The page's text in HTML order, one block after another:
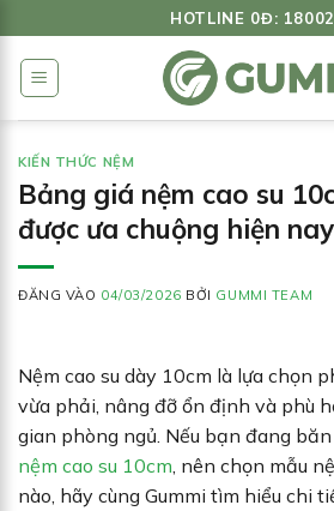
qua
dung
HOTLINE 0Đ:
KIẾN THỨC NỆM
Bảng giá nệm cao su
được ưa chuộng hiện nay
ĐĂNG VÀO 04/03/2026 BỞI GUMMI TEAM
Nệm cao su dày 10cm là lựa chọn
vừa phải, nâng đỡ ổn định và phù
gian phòng ngủ. Nếu bạn đang
nệm cao su 10cm , nên chọn mẫu
nào, hãy cùng Gummi tìm hiểu chi